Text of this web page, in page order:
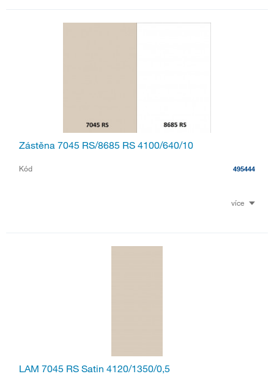
Zástěna 7045 RS/8685 RS 4100/640/10
Kód 495444
více
LAM 7045 RS Satin 4120/1350/0,5